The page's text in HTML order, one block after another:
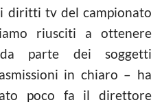
diritti tv del campionato
riusciti a ottenere
parte dei soggetti
in chiaro – ha
poco fa il direttore